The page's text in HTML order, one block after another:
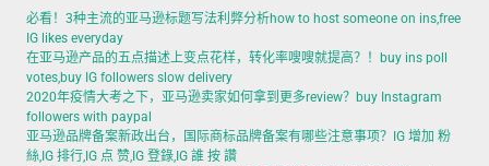
必看！3种主流的亚马逊标题写法利弊分析how to host someone on ins,free
IG likes everyday
在亚马逊产品的五点描述上变点花样，转化率嗖嗖就提高？！buy ins poll
votes,buy IG followers slow delivery
2020年疫情大考之下，亚马逊卖家如何拿到更多review？buy Instagram
followers with paypal
亚马逊品牌备案新政出台，国际商标品牌备案有哪些注意事项？IG 增加 粉
絲,IG 排行,IG 点 赞,IG 登錄,IG 誰 按 讚